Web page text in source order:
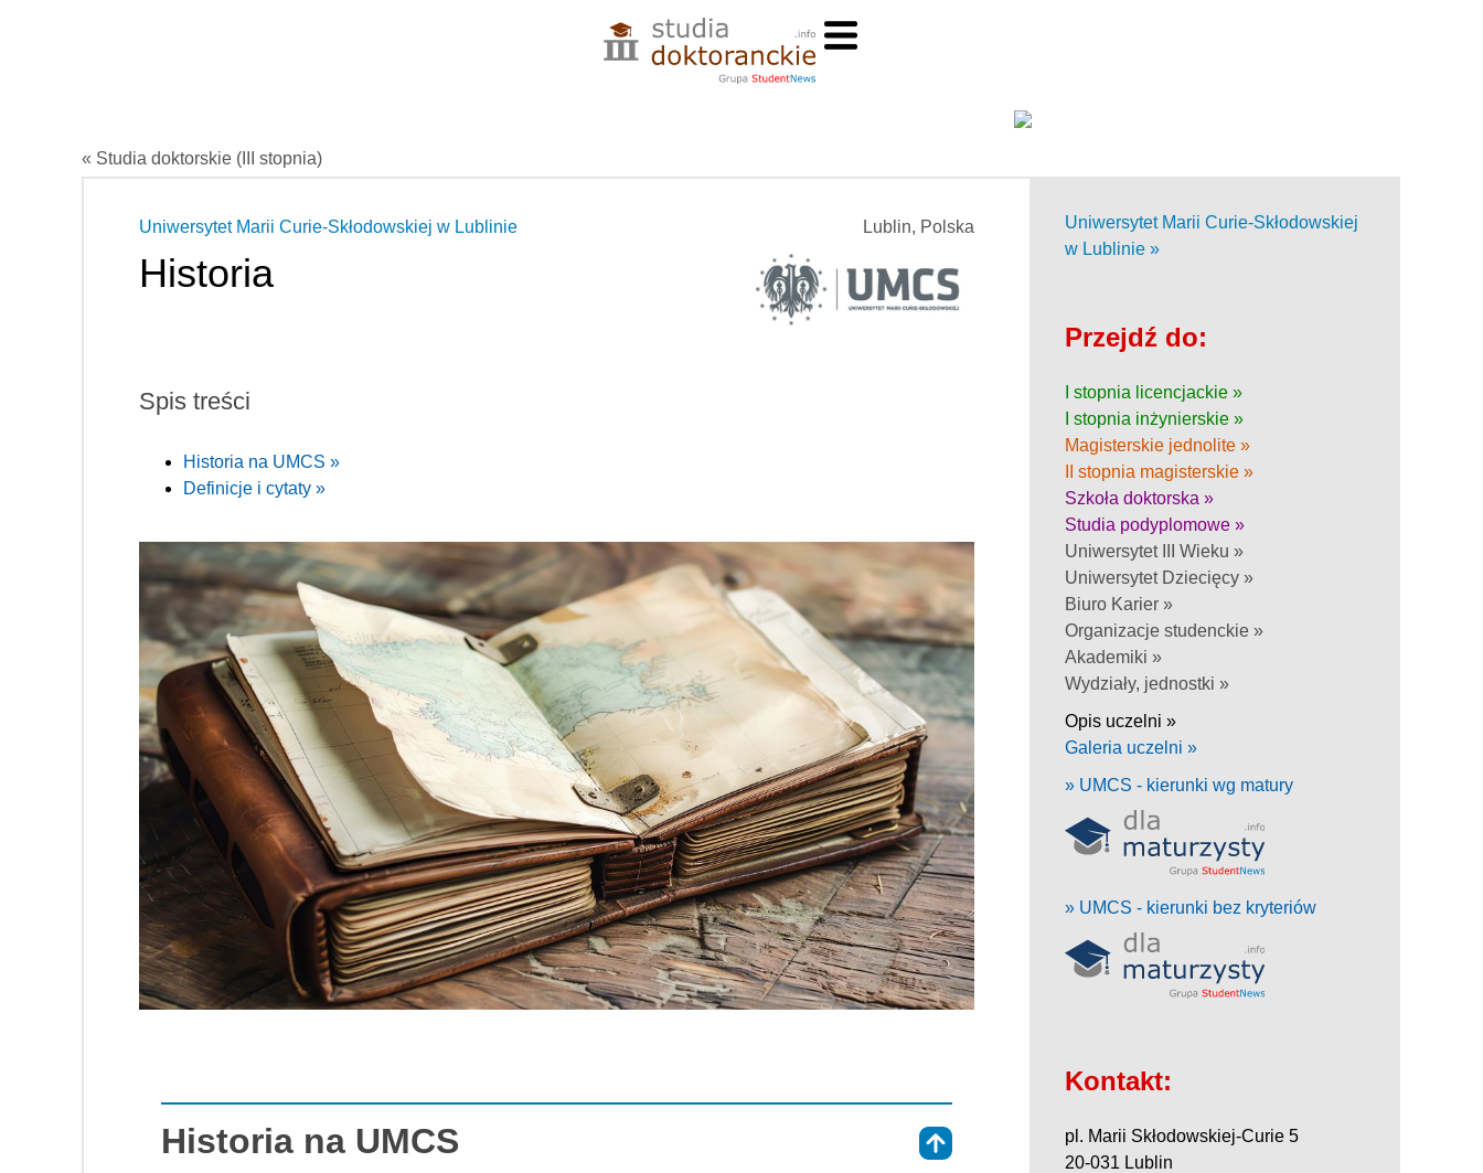
« Studia doktorskie (III stopnia)
Lublin, Polska
Uniwersytet Marii Curie-Skłodowskiej w Lublinie
Historia
Spis treści
Historia na UMCS »
Definicje i cytaty »
Historia na UMCS
Uniwersytet Marii Curie-Skłodowskiej
w Lublinie »
Przejdź do:
I stopnia licencjackie »
I stopnia inżynierskie »
Magisterskie jednolite »
II stopnia magisterskie »
Szkoła doktorska »
Studia podyplomowe »
Uniwersytet III Wieku »
Uniwersytet Dziecięcy »
Biuro Karier »
Organizacje studenckie »
Akademiki »
Wydziały, jednostki »
Opis uczelni »
Galeria uczelni »
» UMCS - kierunki wg matury
» UMCS - kierunki bez kryteriów
Kontakt:
pl. Marii Skłodowskiej-Curie 5
20-031 Lublin